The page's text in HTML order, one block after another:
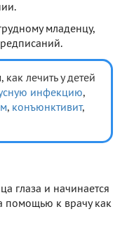
младенцу,
лечить у детей
инфекцию,
, конъюнктивит,
глаза и начинается
помощью к врачу как